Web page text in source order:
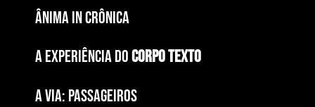
ÂNIMA IN CRÔNICA
A EXPERIÊNCIA DOCORPO TEXTO
a via: paSSAGEIROS